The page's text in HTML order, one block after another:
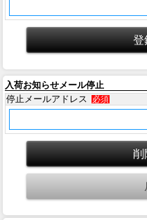
入荷お知らせメール停止
停止メールアドレス
必須